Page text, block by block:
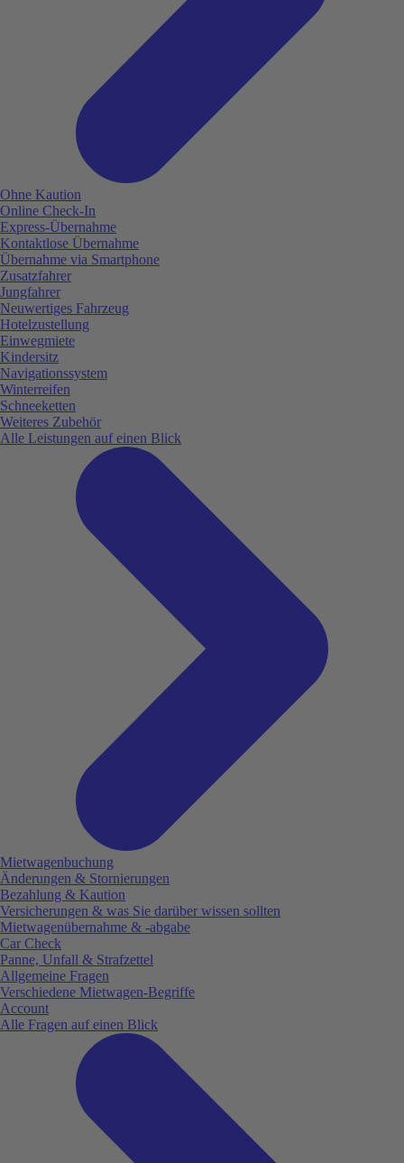
Ohne Kaution
Online Check-In
Express-Übernahme
Kontaktlose Übernahme
Übernahme via Smartphone
Zusatzfahrer
Jungfahrer
Neuwertiges Fahrzeug
Hotelzustellung
Einwegmiete
Kindersitz
Navigationssystem
Winterreifen
Schneeketten
Weiteres Zubehör
Alle Leistungen auf einen Blick
Mietwagenbuchung
Änderungen & Stornierungen
Bezahlung & Kaution
Versicherungen & was Sie darüber wissen sollten
Mietwagenübernahme & -abgabe
Car Check
Panne, Unfall & Strafzettel
Allgemeine Fragen
Verschiedene Mietwagen-Begriffe
Account
Alle Fragen auf einen Blick